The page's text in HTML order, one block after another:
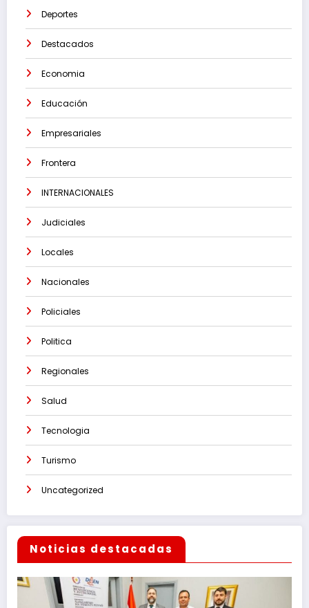
Deportes
Destacados
Economia
Educación
Empresariales
Frontera
INTERNACIONALES
Judiciales
Locales
Nacionales
Policiales
Politica
Regionales
Salud
Tecnologia
Turismo
Uncategorized
Noticias destacadas